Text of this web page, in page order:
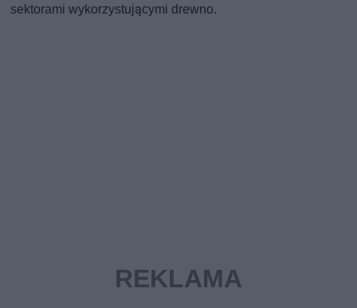
sektorami wykorzystującymi drewno.